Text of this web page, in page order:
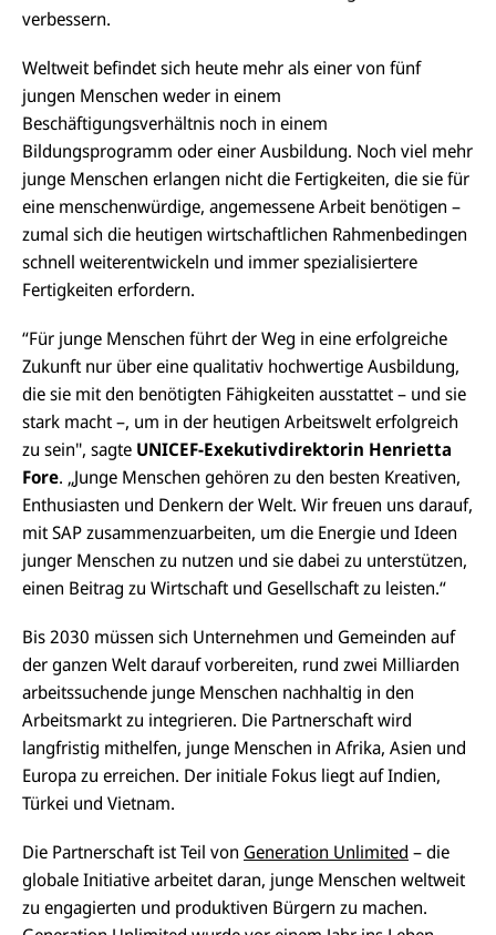
verbessern.
Weltweit befindet sich heute mehr als einer von fünf
jungen Menschen weder in einem
Beschäftigungsverhältnis noch in einem
Bildungsprogramm oder einer Ausbildung. Noch viel mehr
junge Menschen erlangen nicht die Fertigkeiten, die sie für
eine menschenwürdige, angemessene Arbeit benötigen –
zumal sich die heutigen wirtschaftlichen Rahmenbedingen
schnell weiterentwickeln und immer spezialisiertere
Fertigkeiten erfordern.
“Für junge Menschen führt der Weg in eine erfolgreiche
Zukunft nur über eine qualitativ hochwertige Ausbildung,
die sie mit den benötigten Fähigkeiten ausstattet – und sie
stark macht –, um in der heutigen Arbeitswelt erfolgreich
zu sein", sagte UNICEF-Exekutivdirektorin Henrietta
Fore. „Junge Menschen gehören zu den besten Kreativen,
Enthusiasten und Denkern der Welt. Wir freuen uns darauf,
mit SAP zusammenzuarbeiten, um die Energie und Ideen
junger Menschen zu nutzen und sie dabei zu unterstützen,
einen Beitrag zu Wirtschaft und Gesellschaft zu leisten.“
Bis 2030 müssen sich Unternehmen und Gemeinden auf
der ganzen Welt darauf vorbereiten, rund zwei Milliarden
arbeitssuchende junge Menschen nachhaltig in den
Arbeitsmarkt zu integrieren. Die Partnerschaft wird
langfristig mithelfen, junge Menschen in Afrika, Asien und
Europa zu erreichen. Der initiale Fokus liegt auf Indien,
Türkei und Vietnam.
Die Partnerschaft ist Teil von Generation Unlimited – die
globale Initiative arbeitet daran, junge Menschen weltweit
zu engagierten und produktiven Bürgern zu machen.